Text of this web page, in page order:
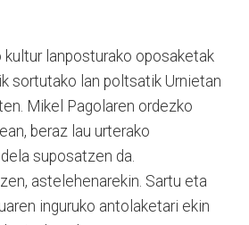
kultur lanposturako oposaketak
sortutako lan poltsatik Urnietan
Mikel Pagolaren ordezko
beraz lau urterako
suposatzen da.
astelehenarekin. Sartu eta
inguruko antolaketari ekin